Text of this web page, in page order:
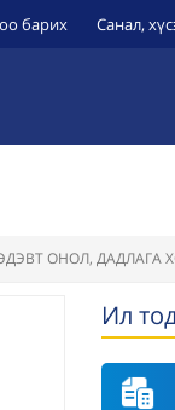
барих Санал,
ОНОЛ, ДАДЛАГА
Ил